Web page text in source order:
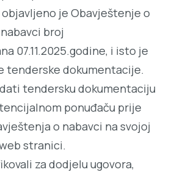
je Obavještenje o
nabavci broj
07.11.2025.godine, i isto je
tenderske dokumentacije.
tendersku dokumentaciju
ponuđaču prije
o nabavci na svojoj
stranici.
za dodjelu ugovora,